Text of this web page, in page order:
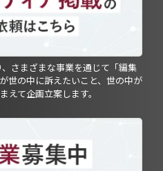
さまざまな事業を通じて「編集
世の中に訴えたいこと、世の中が
えて企画立案します。